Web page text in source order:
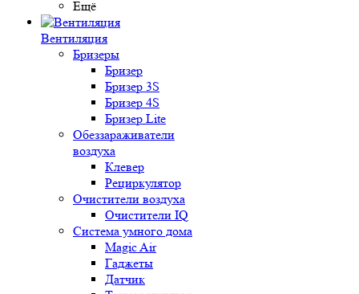
Ещё
Вентиляция
Бризеры
Бризер
Бризер 3S
Бризер 4S
Бризер Lite
Обеззараживатели
воздуха
Клевер
Рециркулятор
Очистители воздуха
Очистители IQ
Система умного дома
Magic Air
Гаджеты
Датчик